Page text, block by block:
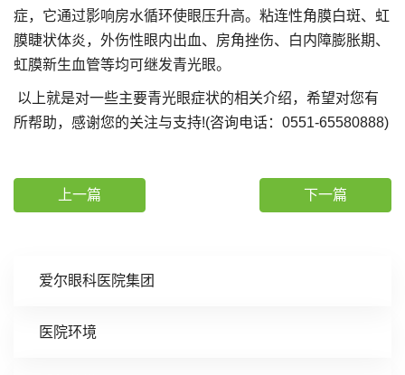
爱尔眼科医院集团
医院环境
症，它通过影响房水循环使眼压升高。粘连性角膜白斑、虹
膜睫状体炎，外伤性眼内出血、房角挫伤、白内障膨胀期、
虹膜新生血管等均可继发青光眼。
以上就是对一些主要青光眼症状的相关介绍，希望对您有
所帮助，感谢您的关注与支持!(咨询电话：0551-65580888)
上一篇 下一篇